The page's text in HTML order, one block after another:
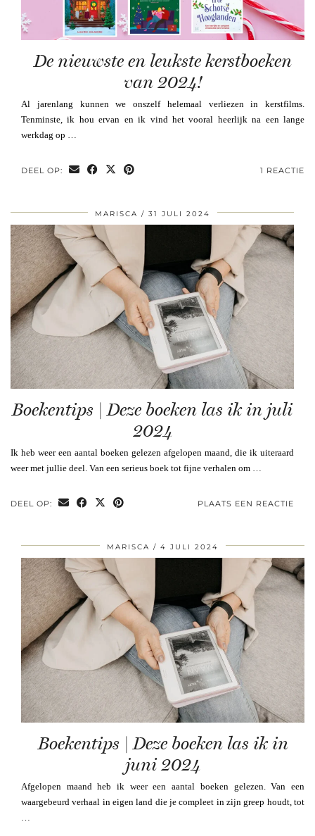
De nieuwste en leukste kerstboeken
van 2024!
Al jarenlang kunnen we onszelf helemaal verliezen in kerstfilms.
Tenminste, ik hou ervan en ik vind het vooral heerlijk na een lange
werkdag op …
DEEL OP: 1 REACTIE
MARISCA 31 JULI 2024
Boekentips | Deze boeken las ik in juli
2024
Ik heb weer een aantal boeken gelezen afgelopen maand, die ik uiteraard
weer met jullie deel. Van een serieus boek tot fijne verhalen om …
DEEL OP: PLAATS EEN REACTIE
MARISCA 4 JULI 2024
Boekentips | Deze boeken las ik in
juni 2024
Afgelopen maand heb ik weer een aantal boeken gelezen. Van een
waargebeurd verhaal in eigen land die je compleet in zijn greep houdt, tot
…